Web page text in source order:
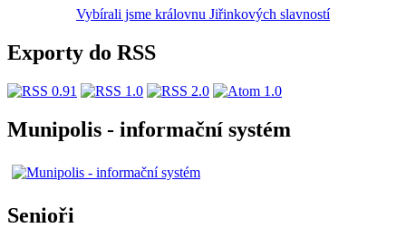
Vybírali jsme královnu Jiřinkových slavností
Exporty do RSS
Munipolis - informační systém
Senioři